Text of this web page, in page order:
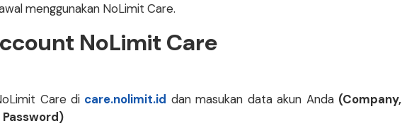
menggunakan NoLimit Care.
NoLimit Care
Care di care.nolimit.id dan masukan data akun Anda (Company,